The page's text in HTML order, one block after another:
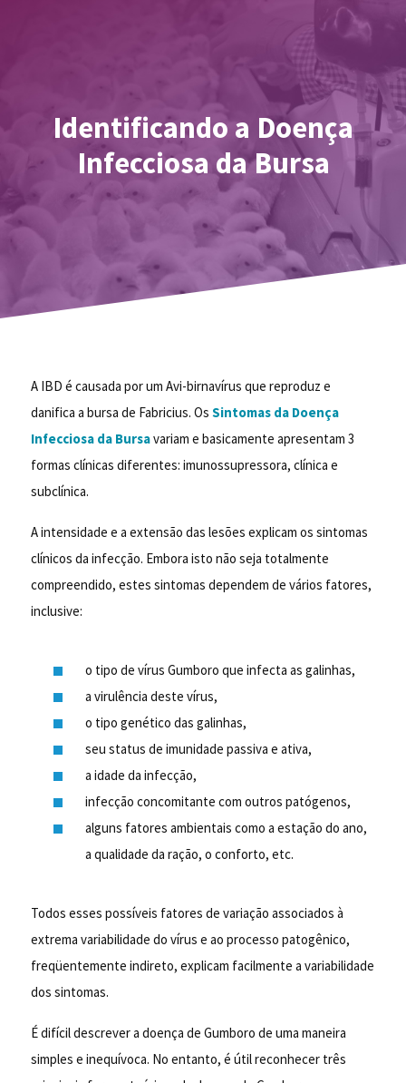
Identificando a Doença
Infecciosa da Bursa
A IBD é causada por um Avi-birnavírus que reproduz e
danifica a bursa de Fabricius. Os Sintomas da Doença
Infecciosa da Bursavariam e basicamente apresentam 3
formas clínicas diferentes: imunossupressora, clínica e
subclínica.
A intensidade e a extensão das lesões explicam os sintomas
clínicos da infecção. Embora isto não seja totalmente
compreendido, estes sintomas dependem de vários fatores,
inclusive:
o tipo de vírus Gumboro que infecta as galinhas,
a virulência deste vírus,
o tipo genético das galinhas,
seu status de imunidade passiva e ativa,
a idade da infecção,
infecção concomitante com outros patógenos,
alguns fatores ambientais como a estação do ano,
a qualidade da ração, o conforto, etc.
Todos esses possíveis fatores de variação associados à
extrema variabilidade do vírus e ao processo patogênico,
freqüentemente indireto, explicam facilmente a variabilidade
dos sintomas.
É difícil descrever a doença de Gumboro de uma maneira
simples e inequívoca. No entanto, é útil reconhecer três